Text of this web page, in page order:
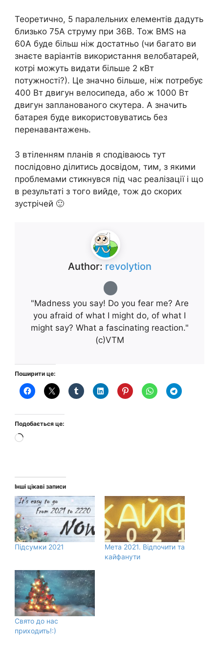
Теоретично, 5 паралельних елементів дадуть
близько 75А струму при 36В. Тож BMS на
60А буде більш ніж достатньо (чи багато ви
знаєте варіантів використання велобатарей,
котрі можуть видати більше 2 кВт
потужності?). Це значно більше, ніж потребує
400 Вт двигун велосипеда, або ж 1000 Вт
двигун запланованого скутера. А значить
батарея буде використовуватись без
перенавантажень.
З втіленням планів я сподіваюсь тут
послідовно ділитись досвідом, тим, з якими
проблемами стикнувся під час реалізації і що
в результаті з того вийде, тож до скорих
зустрічей 🙂
Author: revolytion
"Madness you say! Do you fear me? Are
you afraid of what I might do, of what I
might say? What a fascinating reaction."
(с)VTM
Поширити це:
Подобається це:
Завантаження…
Інші цікаві записи
Підсумки 2021
Мета 2021. Відпочити та
кайфанути
Свято до нас
приходить!:)